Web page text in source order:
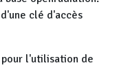
clé d'accès
l'utilisation de